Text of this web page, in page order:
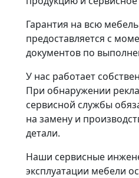
Гарантия на всю
предоставляется с
документов по
У нас работает
При обнаружении
сервисной службы
на замену и
детали.
Наши сервисные
эксплуатации мебели